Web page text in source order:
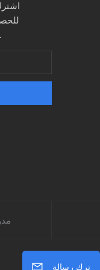
والعروض الترويجية والرؤى.
ترك رسالة